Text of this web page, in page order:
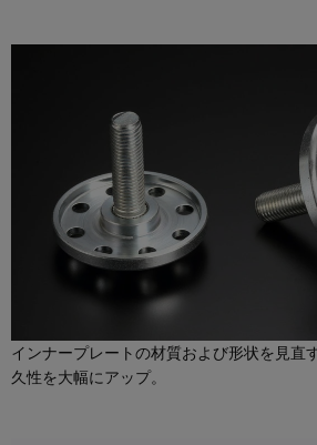
インナープレートの材質および形状を見直
久性を大幅にアップ。